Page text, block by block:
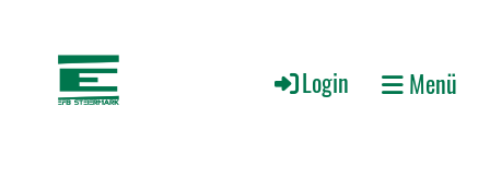
Login Menü